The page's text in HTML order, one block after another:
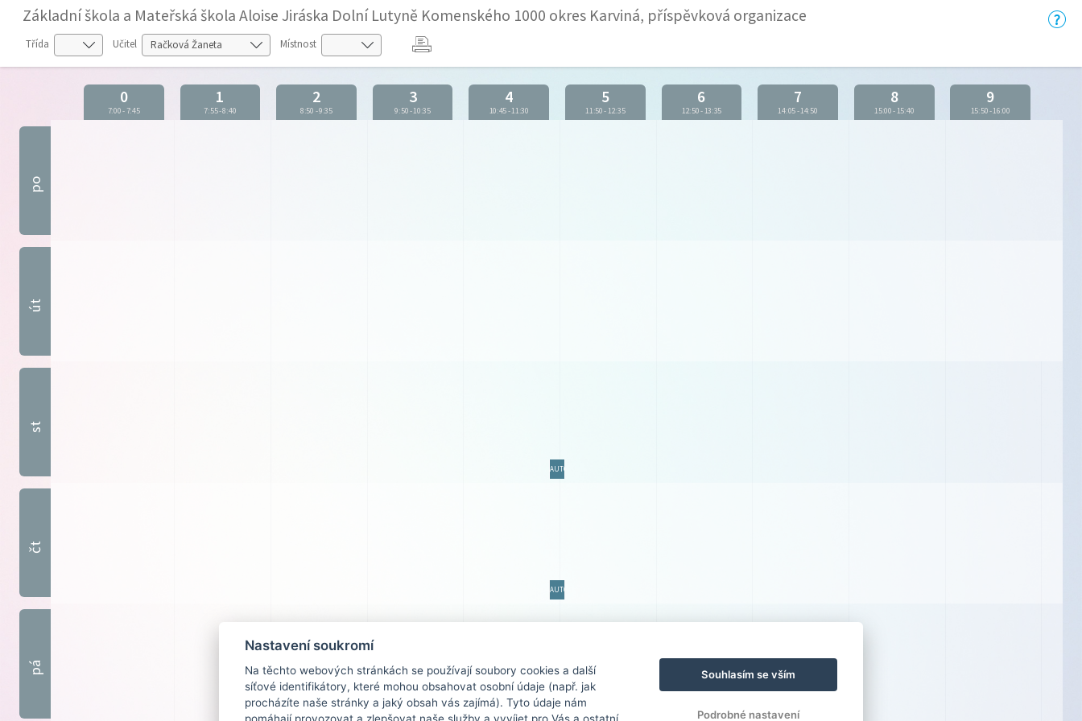
Základní škola a Mateřská škola Aloise Jiráska Dolní Lutyně Komenského 1000 okres Karviná, příspěvková organizace
Třída Učitel Místnost
0
7:00-7:45
1
7:55-8:40
2
8:50 -9:35
3
9:50-10:35
4
10:45-11:30
5
11:50-12:35
6
12:50-13:35
7
14:05-14:50
8
15:00-15:40
9
15:50-16:00
po
út
st
AUTO
čt
AUTO
pá
AUTO JÍD
Nastavení soukromí
Na těchto webových stránkách se používají soubory cookies a další
síťové identifikátory, které mohou obsahovat osobní údaje (např. jak
procházíte naše stránky a jaký obsah vás zajímá). Tyto údaje nám
Souhlasím se vším
Podrobné nastavení